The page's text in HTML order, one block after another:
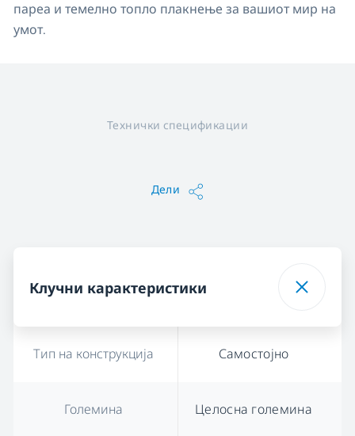
пареа и темелно топло плакнење за вашиот мир на
умот.
Технички спецификации
Дели
Клучни карактеристики
Тип на конструкција Самостојно
Големина Целосна големина